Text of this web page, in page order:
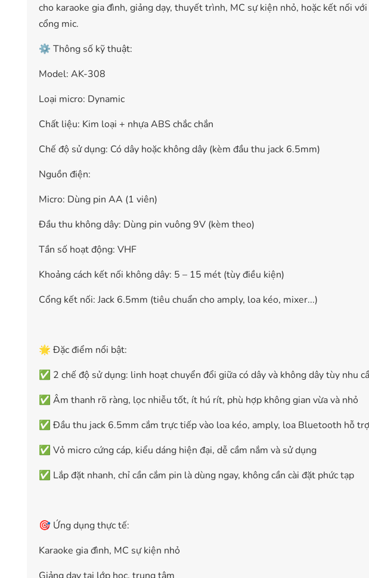
cho karaoke gia đình, giảng dạy, thuyết trình, MC sự kiện nhỏ, hoặc kết nối
cổng mic.
⚙️ Thông số kỹ thuật:
Model: AK-308
Loại micro: Dynamic
Chất liệu: Kim loại + nhựa ABS chắc chắn
Chế độ sử dụng: Có dây hoặc không dây (kèm đầu thu jack 6.5mm)
Nguồn điện:
Micro: Dùng pin AA (1 viên)
Đầu thu không dây: Dùng pin vuông 9V (kèm theo)
Tần số hoạt động: VHF
Khoảng cách kết nối không dây: 5 – 15 mét (tùy điều kiện)
Cổng kết nối: Jack 6.5mm (tiêu chuẩn cho amply, loa kéo, mixer...)
🌟 Đặc điểm nổi bật:
✅ 2 chế độ sử dụng: linh hoạt chuyển đổi giữa có dây và không dây tùy nhu
✅ Âm thanh rõ ràng, lọc nhiễu tốt, ít hú rít, phù hợp không gian vừa và nhỏ
✅ Đầu thu jack 6.5mm cắm trực tiếp vào loa kéo, amply, loa Bluetooth hỗ
✅ Vỏ micro cứng cáp, kiểu dáng hiện đại, dễ cầm nắm và sử dụng
✅ Lắp đặt nhanh, chỉ cần cắm pin là dùng ngay, không cần cài đặt phức tạp
🎯 Ứng dụng thực tế:
Karaoke gia đình, MC sự kiện nhỏ